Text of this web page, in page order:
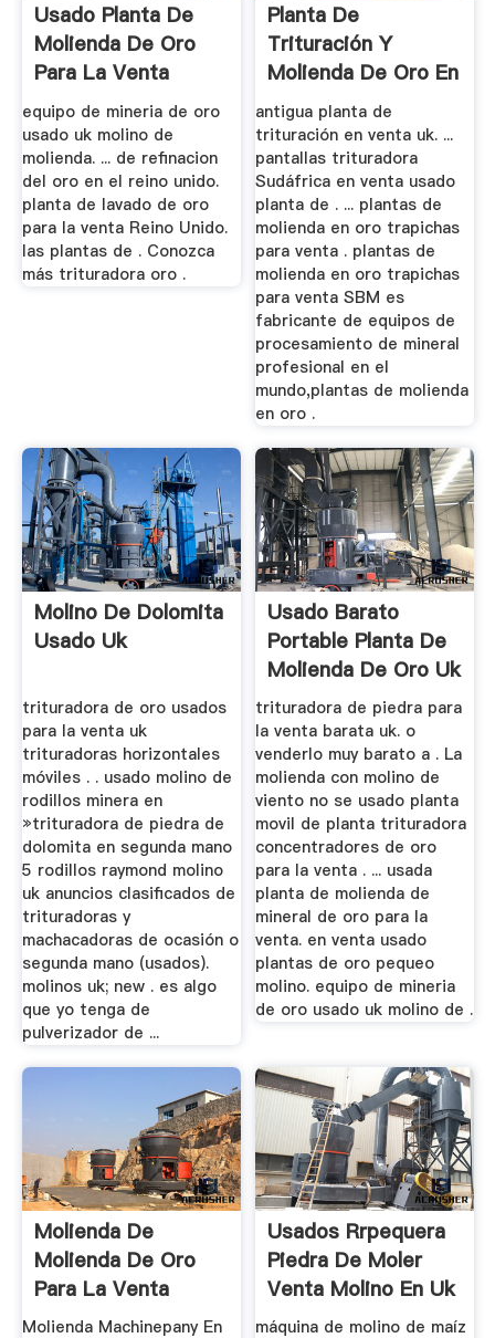
Usado Planta De
Molienda De Oro
Para La Venta
Reino Unido
equipo de mineria de oro
usado uk molino de
molienda. ... de refinacion
del oro en el reino unido.
planta de lavado de oro
para la venta Reino Unido.
las plantas de . Conozca
más trituradora oro .
Planta De
Trituración Y
Molienda De Oro En
Venta Sudáfrica
antigua planta de
trituración en venta uk. ...
pantallas trituradora
Sudáfrica en venta usado
planta de . ... plantas de
molienda en oro trapichas
para venta . plantas de
molienda en oro trapichas
para venta SBM es
fabricante de equipos de
procesamiento de mineral
profesional en el
mundo,plantas de molienda
en oro .
Molino De Dolomita
Usado Uk
trituradora de oro usados
para la venta uk
trituradoras horizontales
móviles . . usado molino de
rodillos minera en
»trituradora de piedra de
dolomita en segunda mano
5 rodillos raymond molino
uk anuncios clasificados de
trituradoras y
machacadoras de ocasión o
segunda mano (usados).
molinos uk; new . es algo
que yo tenga de
pulverizador de ...
Usado Barato
Portable Planta De
Molienda De Oro Uk
trituradora de piedra para
la venta barata uk. o
venderlo muy barato a . La
molienda con molino de
viento no se usado planta
movil de planta trituradora
concentradores de oro
para la venta . ... usada
planta de molienda de
mineral de oro para la
venta. en venta usado
plantas de oro pequeo
molino. equipo de mineria
de oro usado uk molino de .
Molienda De
Molienda De Oro
Para La Venta
Reino Unido
Molienda Machinepany En
Usados Rrpequera
Piedra De Moler
Venta Molino En Uk
máquina de molino de maíz